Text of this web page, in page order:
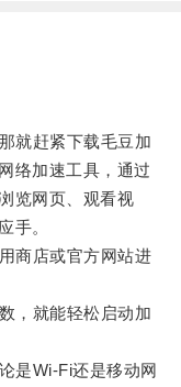
就赶紧下载毛豆加
络加速工具，通过
览网页、观看视
手。
商店或官方网站进
，就能轻松启动加
Wi-Fi还是移动网